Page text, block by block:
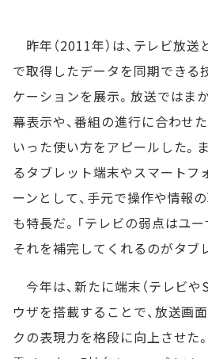
昨年（2011年）は、テレビ放
で取得したデータを同期できる
ケーションを展示。放送ではま
幕表示や、番組の進行に合わせ
いった使い方をアピールした。
るタブレット端末やスマートフ
ーンとして、手元で操作や情報
も特長だ。「テレビの弱点はユ
それを補完してくれるのがタブレ
今年は、新たに端末（テレビ
ウザを搭載することで、放送画
クの表現力を格段に向上させた